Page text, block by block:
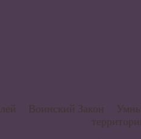
Воинский Закон